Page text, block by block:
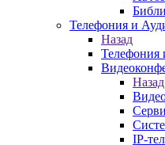
Телефония и
Назад
Телефония
Назад
IP-